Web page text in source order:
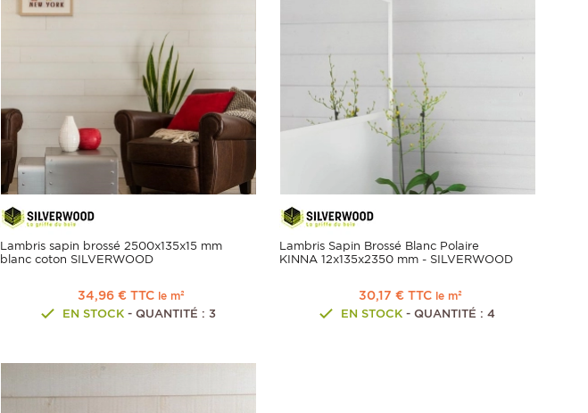
Lambris sapin brossé 2500x135x15 mm
blanc coton SILVERWOOD
34,96 € TTC le m²
EN STOCK- QUANTITÉ : 3
Lambris Sapin Brossé Blanc Polaire
KINNA 12x135x2350 mm - SILVERWOOD
30,17 € TTC le m²
EN STOCK - QUANTITÉ : 4